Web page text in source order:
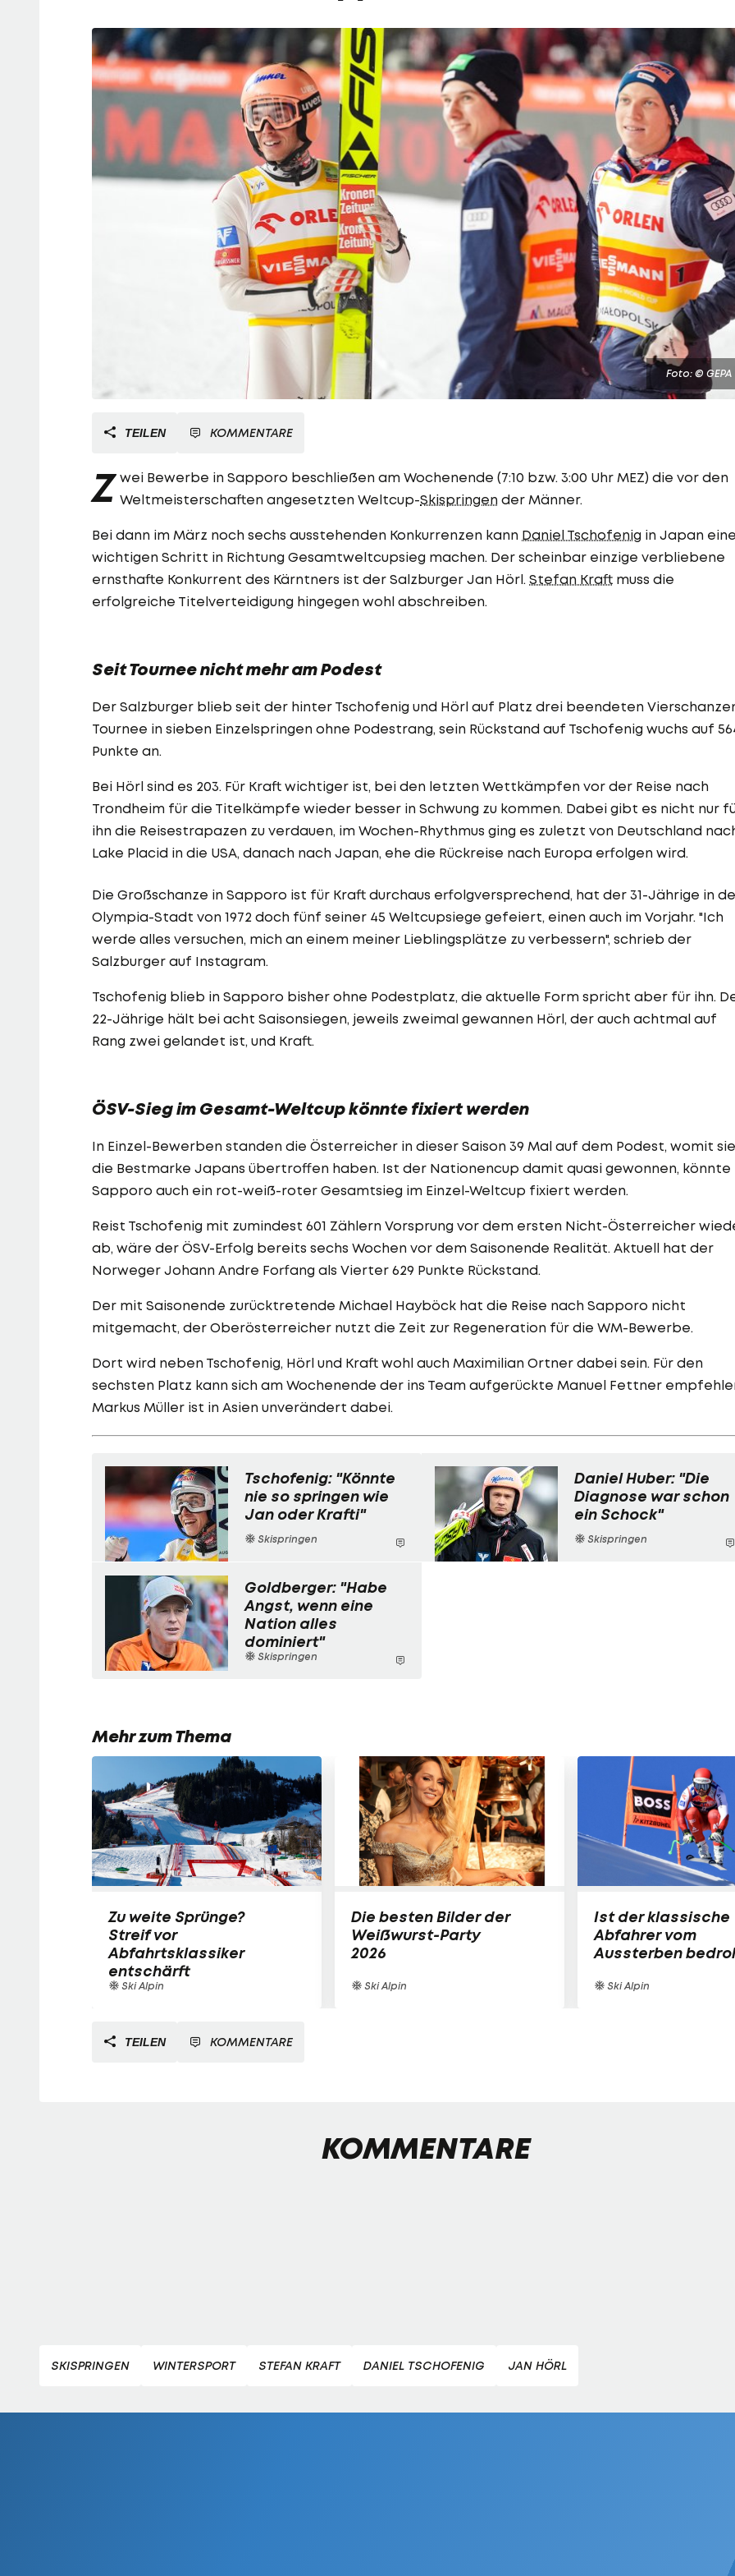
Foto: © GEPA
TEILEN KOMMENTARE
Z wei Bewerbe in Sapporo beschließen am Wochenende (7:10 bzw. 3:00 Uhr MEZ) die vor den
Weltmeisterschaften angesetzten Weltcup-Skispringen der Männer.
Bei dann im März noch sechs ausstehenden Konkurrenzen kann Daniel Tschofenig in Japan
wichtigen Schritt in Richtung Gesamtweltcupsieg machen. Der scheinbar einzige verbliebene
ernsthafte Konkurrent des Kärntners ist der Salzburger Jan Hörl. Stefan Kraft muss die
erfolgreiche Titelverteidigung hingegen wohl abschreiben.
Seit Tournee nicht mehr am Podest
Der Salzburger blieb seit der hinter Tschofenig und Hörl auf Platz drei beendeten
Tournee in sieben Einzelspringen ohne Podestrang, sein Rückstand auf Tschofenig wuchs auf
Punkte an.
Bei Hörl sind es 203. Für Kraft wichtiger ist, bei den letzten Wettkämpfen vor der Reise nach
Trondheim für die Titelkämpfe wieder besser in Schwung zu kommen. Dabei gibt es nicht nur
ihn die Reisestrapazen zu verdauen, im Wochen-Rhythmus ging es zuletzt von Deutschland
Lake Placid in die USA, danach nach Japan, ehe die Rückreise nach Europa erfolgen wird.
Die Großschanze in Sapporo ist für Kraft durchaus erfolgversprechend, hat der 31-Jährige in
Olympia-Stadt von 1972 doch fünf seiner 45 Weltcupsiege gefeiert, einen auch im Vorjahr. "Ich
werde alles versuchen, mich an einem meiner Lieblingsplätze zu verbessern", schrieb der
Salzburger auf Instagram.
Tschofenig blieb in Sapporo bisher ohne Podestplatz, die aktuelle Form spricht aber für ihn.
22-Jährige hält bei acht Saisonsiegen, jeweils zweimal gewannen Hörl, der auch achtmal auf
Rang zwei gelandet ist, und Kraft.
ÖSV-Sieg im Gesamt-Weltcup könnte fixiert werden
In Einzel-Bewerben standen die Österreicher in dieser Saison 39 Mal auf dem Podest, womit sie
die Bestmarke Japans übertroffen haben. Ist der Nationencup damit quasi gewonnen, könnte
Sapporo auch ein rot-weiß-roter Gesamtsieg im Einzel-Weltcup fixiert werden.
Reist Tschofenig mit zumindest 601 Zählern Vorsprung vor dem ersten Nicht-Österreicher
ab, wäre der ÖSV-Erfolg bereits sechs Wochen vor dem Saisonende Realität. Aktuell hat der
Norweger Johann Andre Forfang als Vierter 629 Punkte Rückstand.
Der mit Saisonende zurücktretende Michael Hayböck hat die Reise nach Sapporo nicht
mitgemacht, der Oberösterreicher nutzt die Zeit zur Regeneration für die WM-Bewerbe.
Dort wird neben Tschofenig, Hörl und Kraft wohl auch Maximilian Ortner dabei sein. Für den
sechsten Platz kann sich am Wochenende der ins Team aufgerückte Manuel Fettner
Markus Müller ist in Asien unverändert dabei.
Tschofenig: "Könnte
nie so springen wie
Jan oder Krafti"
Skispringen
Daniel Huber: "Die
Diagnose war schon
ein Schock"
Skispringen
Goldberger: "Habe
Angst, wenn eine
Nation alles
dominiert"
Skispringen
Mehr zum Thema
Zu weite Sprünge?
Streif vor
Abfahrtsklassiker
entschärft
Ski Alpin
Die besten Bilder der
Weißwurst-Party
2026
Ski Alpin
Ist der klassische
Abfahrer vom
Aussterben
Ski Alpin
TEILEN KOMMENTARE
KOMMENTARE
SKISPRINGEN WINTERSPORT STEFAN KRAFT DANIEL TSCHOFENIG JAN HÖRL